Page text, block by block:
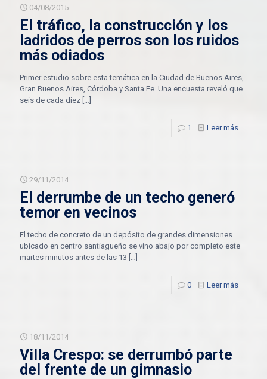
04/08/2015
El tráfico, la construcción y los
ladridos de perros son los ruidos
más odiados
Primer estudio sobre esta temática en la Ciudad de Buenos Aires,
Gran Buenos Aires, Córdoba y Santa Fe. Una encuesta reveló que
seis de cada diez […]
1 Leer más
29/11/2014
El derrumbe de un techo generó
temor en vecinos
El techo de concreto de un depósito de grandes dimensiones
ubicado en centro santiagueño se vino abajo por completo este
martes minutos antes de las 13 […]
0 Leer más
18/11/2014
Villa Crespo: se derrumbó parte
del frente de un gimnasio